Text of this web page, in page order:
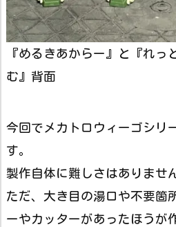
『めるきあからー』と『れっ
む』背面
今回でメカトロウィーゴシリ
す。
製作自体に難しさはありませ
ただ、大き目の湯口や不要箇
ーやカッターがあったほうが